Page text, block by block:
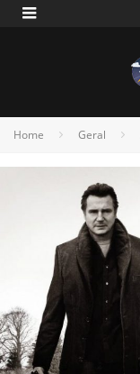
Home Geral